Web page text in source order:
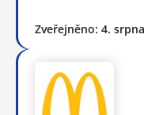
Zveřejněno: 4. srpna